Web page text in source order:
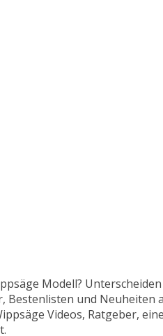
Modell?
Bestenlisten und Neuheiten
Videos, Ratgeber,